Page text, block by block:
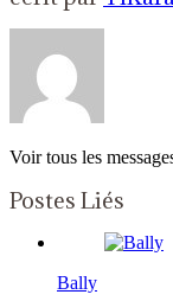
Voir tous les
Postes Liés
Bally